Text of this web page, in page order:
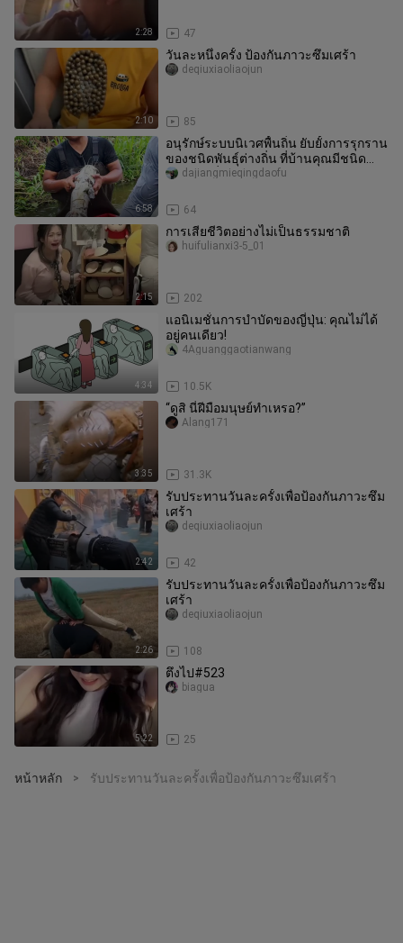
2:28 47
2:10
วันละหนึ่งครั้ง ป้องกันภาวะซึมเศร้า
85
deqiuxiaoliaojun
6:58
อนุรักษ์ระบบนิเวศพื้นถิ่น ยับยั้งการรุกราน
ของชนิดพันธุ์ต่างถิ่น ที่บ้านคุณมีชนิด
พันธุ์ต่างถิ่นรุกราน
64
dajiangmieqingdaofu
2:15
การเสียชีวิตอย่างไม่เป็นธรรมชาติ
202
huifulianxi3-5_01
4:34
แอนิเมชั่นการบำบัดของญี่ปุ่น: คุณไม่ได้
อยู่คนเดียว!
10.5K
4Aguanggaotianwang
3:35
“ดูสิ นี่ฝีมือมนุษย์ทำเหรอ?”
31.3K
Alang171
2:42
รับประทานวันละครั้งเพื่อป้องกันภาวะซึม
เศร้า
42
deqiuxiaoliaojun
2:26
รับประทานวันละครั้งเพื่อป้องกันภาวะซึม
เศร้า
108
deqiuxiaoliaojun
5:22
ตึงไป#523
25
biagua
หน้าหลัก > รับประทานวันละครั้งเพื่อป้องกันภาวะซึมเศร้า